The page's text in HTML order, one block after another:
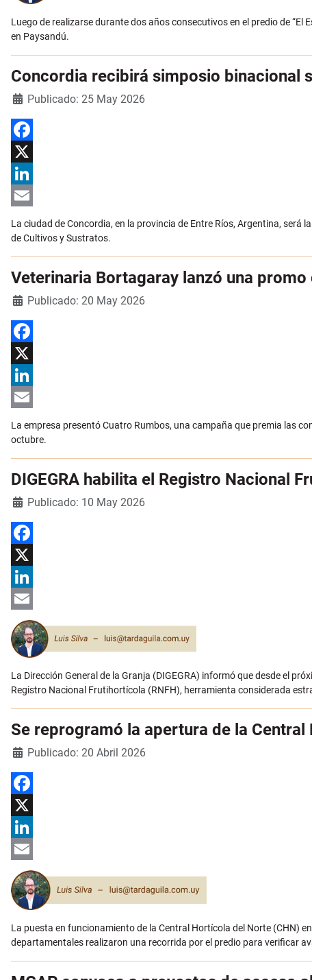
Luego de realizarse durante dos años consecutivos en el predio de
en Paysandú.
Concordia recibirá simposio binacional
DetallesPublicado: 25 May 2026
Facebook
X
LinkedIn
Email
La ciudad de Concordia, en la provincia de Entre Ríos, Argentina, será
de Cultivos y Sustratos.
Veterinaria Bortagaray lanzó una
DetallesPublicado: 20 May 2026
Facebook
X
LinkedIn
Email
La empresa presentó Cuatro Rumbos, una campaña que premia las
octubre.
DIGEGRA habilita el Registro Nacional
DetallesPublicado: 10 May 2026
Facebook
X
LinkedIn
Email
La Dirección General de la Granja (DIGEGRA) informó que desde el
Registro Nacional Frutihortícola (RNFH), herramienta considerada
Se reprogramó la apertura de la
DetallesPublicado: 20 Abril 2026
Facebook
X
LinkedIn
Email
La puesta en funcionamiento de la Central Hortícola del Norte (CHN)
departamentales realizaron una recorrida por el predio para verificar